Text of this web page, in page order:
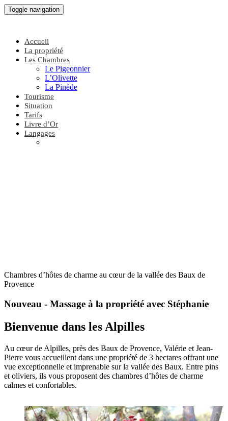
Toggle navigation
Accueil
La propriété
Les Chambres
Le Pigeonnier
L’Olivette
La Pinède
Tourisme
Situation
Tarifs
Livre d’Or
Langages
Chambres d’hôtes de charme au cœur de la vallée des Baux de
Provence
Nouveau - Massage à la propriété avec Stéphanie
Bienvenue dans les Alpilles
Au cœur de Alpilles, près des Baux de Provence, Valérie et Jean-
Pierre vous accueillent dans une propriété de 3 hectares offrant une
vue exceptionnelle et imprenable sur la vallée des Baux. Entre pins
et oliviers, ils vous proposent des chambres d’hôtes de charme
calmes et confortables.